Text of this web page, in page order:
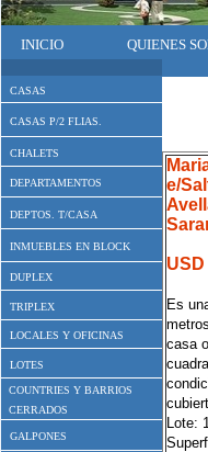
INICIO QUIENES
CASAS
CASAS P/2 FLIAS.
CHALETS
DEPARTAMENTOS
DEPTOS. T/CASA
INMUEBLES EN BLOCK
DUPLEX
TRIPLEX
LOCALES Y OFICINAS
LOTES
COUNTRIES Y BARRIOS
CERRADOS
GALPONES
e/
USD
Es
casa
Lote: